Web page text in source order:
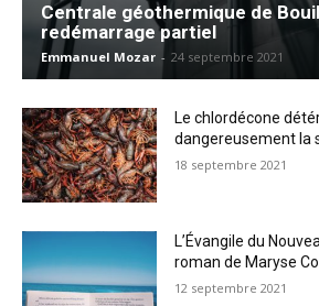
Centrale géothermique de
redémarrage partiel
Emmanuel Mozar - 24 septembre 2021
Le chlordécone
dangereusement la
18 septembre 2021
L’Évangile du
roman de Maryse
12 septembre 2021